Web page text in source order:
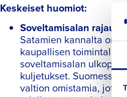
Keskeiset huomiot:
Soveltamisalan
Satamien kannalta on
kaupallisen
soveltamisalan
kuljetukset. Suomessa
valtion omistamia, joten